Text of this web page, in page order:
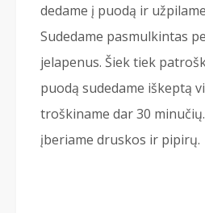
dedame į puodą ir
Sudedame pasmulkintas
jelapenus. Šiek tiek
puodą sudedame iškeptą
troškiname dar 30
įberiame druskos ir pipirų.